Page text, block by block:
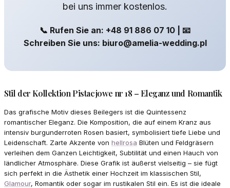
bei uns immer kostenlos.
📞 Rufen Sie an: +48 91 886 07 10 | 📧
Schreiben Sie uns: biuro@amelia-wedding.pl
Stil der Kollektion Pistacjowe nr 18 – Eleganz und Romantik
Das grafische Motiv dieses Beilegers ist die Quintessenz
romantischer Eleganz. Die Komposition, die auf einem Kranz aus
intensiv burgunderroten Rosen basiert, symbolisiert tiefe Liebe und
Leidenschaft. Zarte Akzente von hellrosa Blüten und Feldgräsern
verleihen dem Ganzen Leichtigkeit, Subtilität und einen Hauch von
ländlicher Atmosphäre. Diese Grafik ist äußerst vielseitig – sie fügt
sich perfekt in die Ästhetik einer Hochzeit im klassischen Stil,
Glamour, Romantik oder sogar im rustikalen Stil ein. Es ist die ideale